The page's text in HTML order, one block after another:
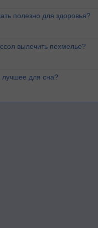
полезно для здоровья?
вылечить похмелье?
лучшее для сна?